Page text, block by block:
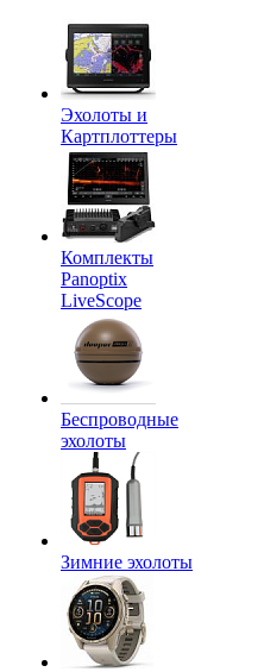
Эхолоты и
Картплоттеры
Комплекты
Panoptix
LiveScope
Беспроводные
эхолоты
Зимние эхолоты